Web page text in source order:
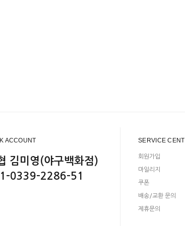
ACCOUNT
김미영(야구백화점)
0339-2286-51
SERVICE
회원가입
마일리지
쿠폰
배송/교환 문의
제휴문의